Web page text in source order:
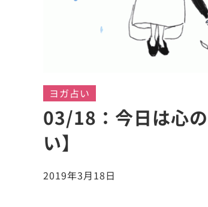
ヨガ占い
03/18：今日は心
い】
2019年3月18日